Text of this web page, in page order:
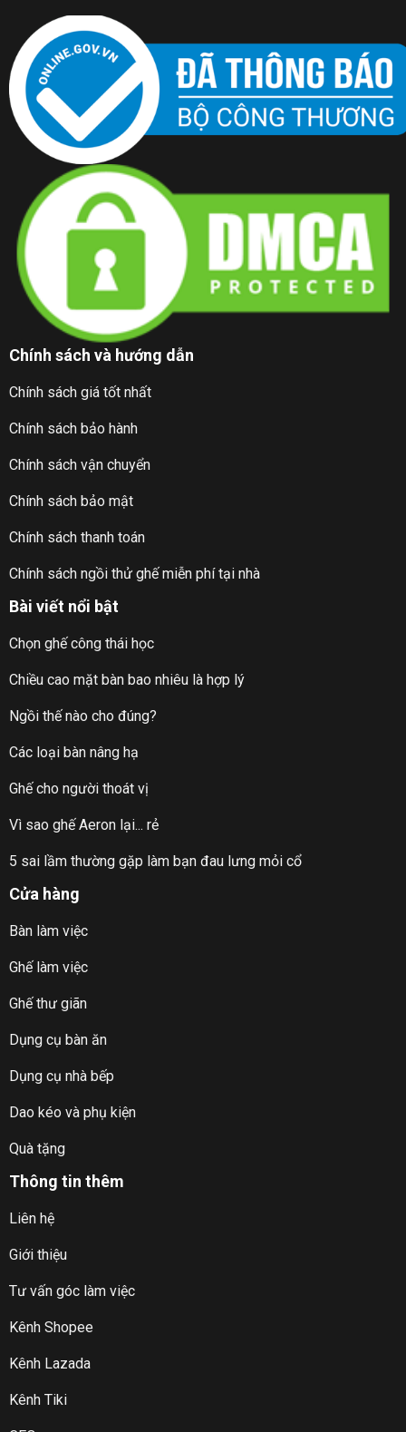
Chính sách và hướng dẫn
Chính sách giá tốt nhất
Chính sách bảo hành
Chính sách vận chuyển
Chính sách bảo mật
Chính sách thanh toán
Chính sách ngồi thử ghế miễn phí tại nhà
Bài viết nổi bật
Chọn ghế công thái học
Chiều cao mặt bàn bao nhiêu là hợp lý
Ngồi thế nào cho đúng?
Các loại bàn nâng hạ
Ghế cho người thoát vị
Vì sao ghế Aeron lại... rẻ
5 sai lầm thường gặp làm bạn đau lưng mỏi cổ
Cửa hàng
Bàn làm việc
Ghế làm việc
Ghế thư giãn
Dụng cụ bàn ăn
Dụng cụ nhà bếp
Dao kéo và phụ kiện
Quà tặng
Thông tin thêm
Liên hệ
Giới thiệu
Tư vấn góc làm việc
Kênh Shopee
Kênh Lazada
Kênh Tiki